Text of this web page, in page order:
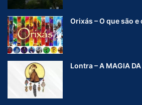
Orixás – O que são
Lontra – A MAGIA